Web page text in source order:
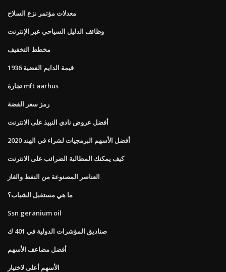
معدلات مؤتمر نزع السلاح
وظائف الدليل السياحي عبر الإنترنت
مخطط التخفيف
1936 قيمة الدايم الفضية
تجارة mft aarhus
رمز سعر الفضة
أفضل عروض نادي النبيذ على الانترنت
أفضل الأسهم البرمجيات لشراء في الهند 2020
كيف يمكنك المطالبة الضرائب على الانترنت
العناصر المصنوعة من النفط والغاز
ما هي مستقبل الشباب؟
Ssn geranium oil
صناديق المؤشرات الدولية في 401 ك
أفضل مضاعف الأسهم
الأسهم أعلى لاختيار